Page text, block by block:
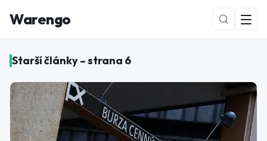
Warengo
Starší články – strana 6